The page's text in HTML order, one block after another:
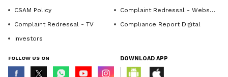
CSAM Policy
Complaint Redressal - Website
Complaint Redressal - TV
Compliance Report Digital
Investors
FOLLOW US ON DOWNLOAD APP